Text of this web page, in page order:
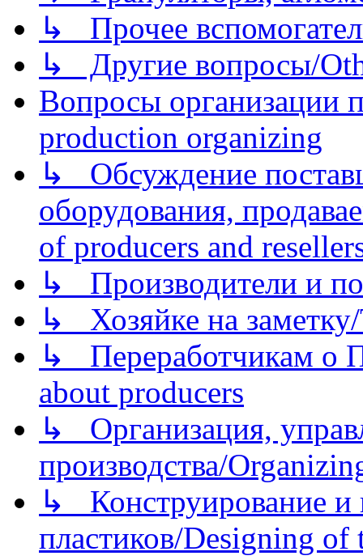
↳ Прочее
↳ Другие вопросы/
Вопросы организации
production organizing
↳ Обсуждение
оборудования,
of producers and
↳ Производители и
↳ Хозяйке на
↳ Переработчикам о
about producers
↳ Организация,
производства/
↳ Конструирование и
пластиков/Designing of